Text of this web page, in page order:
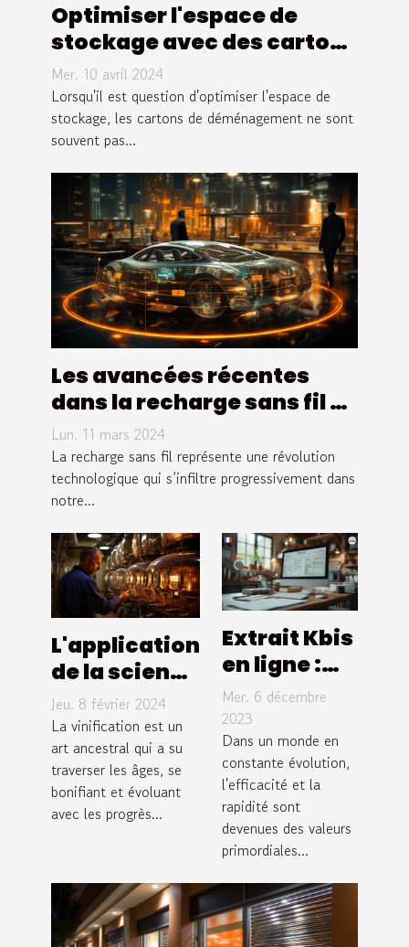
Optimiser l'espace de
stockage avec des cartons
de déménagement
innovants
Mer. 10 avril 2024
Lorsqu'il est question d'optimiser l'espace de
stockage, les cartons de déménagement ne sont
souvent pas...
Les avancées récentes
dans la recharge sans fil et
leurs implications pour
l'avenir de la mobilité
urbaine
Lun. 11 mars 2024
La recharge sans fil représente une révolution
technologique qui s’infiltre progressivement dans
notre...
L'application
de la science
et de la
technologie
dans la
vinification
moderne
Jeu. 8 février 2024
La vinification est un
art ancestral qui a su
traverser les âges, se
bonifiant et évoluant
avec les progrès...
Extrait Kbis
en ligne :
une
solution
pour
gagner du
temps
Mer. 6 décembre
2023
Dans un monde en
constante évolution,
l'efficacité et la
rapidité sont
devenues des valeurs
primordiales...